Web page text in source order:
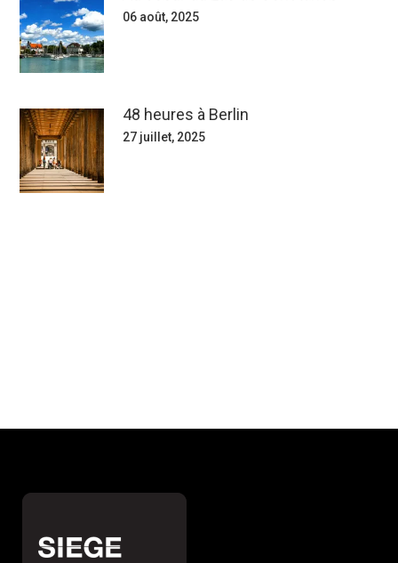
06 août, 2025
48 heures à Berlin
27 juillet, 2025